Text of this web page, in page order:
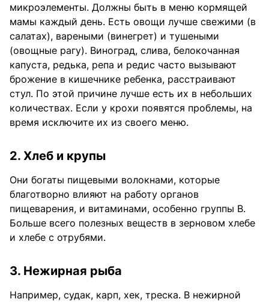
микроэлементы. Должны быть в меню кормящей
мамы каждый день. Есть овощи лучше свежими (в
салатах), вареными (винегрет) и тушеными
(овощные рагу). Виноград, слива, белокочанная
капуста, редька, репа и редис часто вызывают
брожение в кишечнике ребенка, расстраивают
стул. По этой причине лучше есть их в небольших
количествах. Если у крохи появятся проблемы, на
время исключите их из своего меню.
2. Хлеб и крупы
Они богаты пищевыми волокнами, которые
благотворно влияют на работу органов
пищеварения, и витаминами, особенно группы В.
Больше всего полезных веществ в зерновом хлебе
и хлебе с отрубями.
3. Нежирная рыба
Например, судак, карп, хек, треска. В нежирной